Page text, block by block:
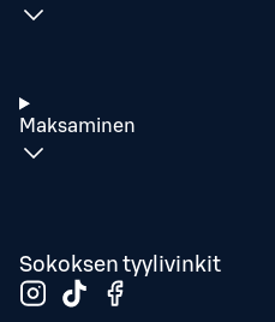
Maksaminen
Sokoksen tyylivinkit